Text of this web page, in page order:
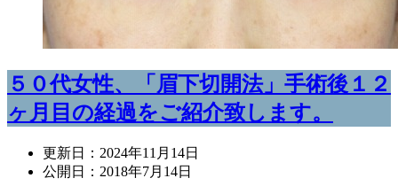
５０代女性、「眉下切開法」手術後１２
ヶ月目の経過をご紹介致します。
更新日： 2024年11月14日
公開日： 2018年7月14日